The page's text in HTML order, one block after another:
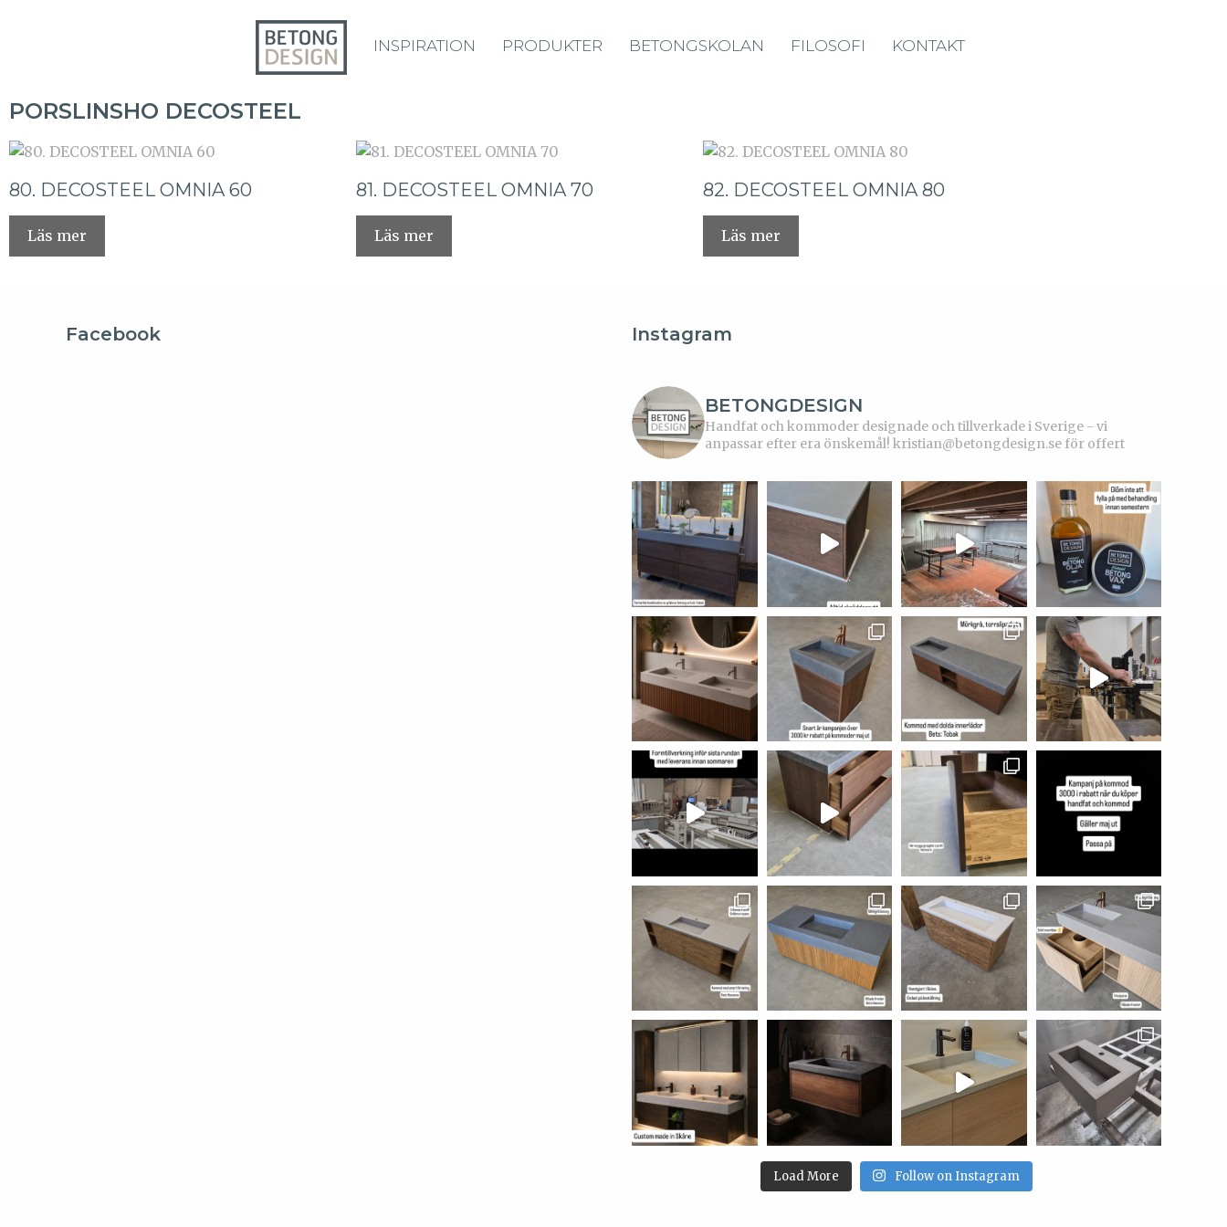
INSPIRATION PRODUKTER BETONGSKOLAN FILOSOFI KONTAKT
PORSLINSHO DECOSTEEL
80. DECOSTEEL OMNIA 60
Läs mer
81. DECOSTEEL OMNIA 70
Läs mer
82. DECOSTEEL OMNIA 80
Läs mer
Facebook Instagram
BETONGDESIGN
Handfat och kommoder designade och tillverkade i Sverige - vi
anpassar efter era önskemål! kristian@betongdesign.se för offert
Load More Follow on Instagram